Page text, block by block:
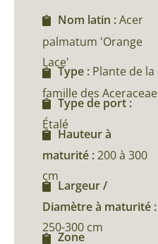
Nom latin :Acer
palmatum 'Orange
Lace'
Type : Plante de la
famille des Aceraceae
Type de port :
Étalé
Hauteur à
maturité :200 à 300
cm
Largeur /
Diamètre à maturité :
250-300 cm
Zone